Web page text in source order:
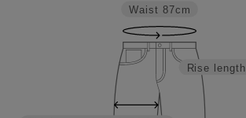
Rise length
Waist 87cm